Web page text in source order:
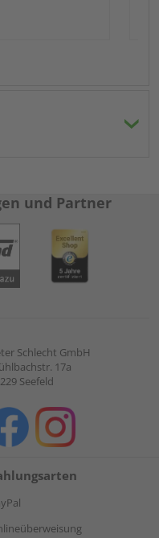
und Partner
Schlecht GmbH
17a
Seefeld